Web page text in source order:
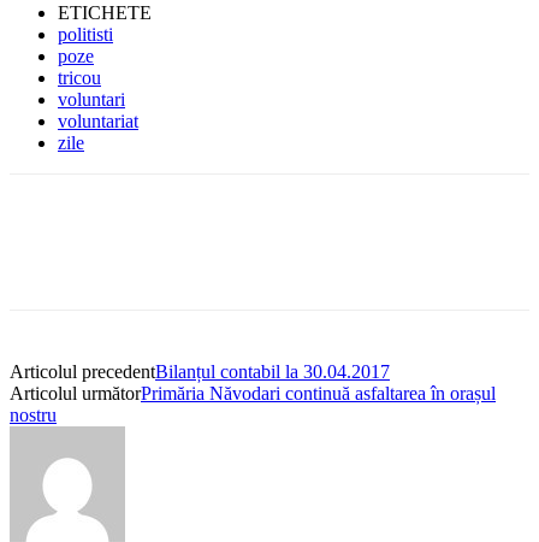
ETICHETE
politisti
poze
tricou
voluntari
voluntariat
zile
Articolul precedentBilanțul contabil la 30.04.2017
Articolul următorPrimăria Năvodari continuă asfaltarea în orașul
nostru